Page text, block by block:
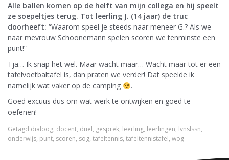
Alle ballen komen op de helft van mijn collega en hij speelt
ze soepeltjes terug. Tot leerling J. (14 jaar) de truc
doorheeft: “Waarom speel je steeds naar meneer G.? Als we
naar mevrouw Schoonemann spelen scoren we tenminste een
punt!”
Tja… Ik snap het wel. Maar wacht maar… Wacht maar tot er een
tafelvoetbaltafel is, dan praten we verder! Dat speelde ik
namelijk wat vaker op de camping
.
Goed excuus dus om wat werk te ontwijken en goed te
oefenen!
Getagd dialoog, docent, duel, gesprek, leerling, leerlingen, lvnslssn,
onderwijs, punt, scoren, sog, tafeltennis, tafeltennistafel, wog